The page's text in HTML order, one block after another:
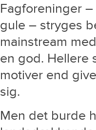
Fagforeninger
gule – stryges
mainstream
en god. Hellere
motiver end
sig.
Men det burde